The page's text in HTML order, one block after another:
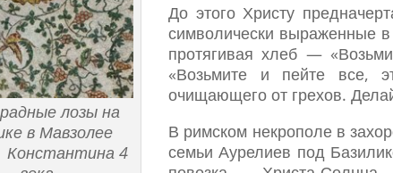
лозы на
в Мавзолее
Константина 4
До этого Христу
символически выраженные
протягивая хлеб —
«Возьмите и пейте все,
очищающего от грехов.
В римском некрополе в
семьи Аурелиев под